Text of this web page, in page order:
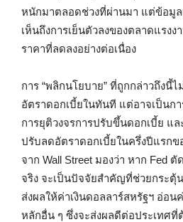
หนักมาตลอดช่วงที่ผ่านมา แต่ข้อมูล
เห็นถึงการเย็นตัวลงของตลาดแรง
ราคาที่ลดลงอย่างต่อเนื่อง
การ “พลิกนโยบาย” ที่ถูกกล่าวถึงนี้
อัตราดอกเบี้ยในทันที แต่อาจเป็น
การยุติวงจรการปรับขึ้นดอกเบี้ย แ
ปรับลดอัตราดอกเบี้ยในครึ่งปีแรกข
จาก Wall Street มองว่า หาก Fed
จริง จะเป็นปัจจัยสำคัญที่ช่วยกระตุ้
ส่งผลให้ค่าเงินดอลลาร์สหรัฐฯ อ่อน
หลักอื่น ๆ ซึ่งจะส่งผลดีต่อประเทศที่